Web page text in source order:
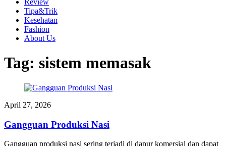
Review
Tipa&Trik
Kesehatan
Fashion
About Us
Tag: sistem memasak
April 27, 2026
Gangguan Produksi Nasi
Gangguan produksi nasi sering terjadi di dapur komersial dan dapat